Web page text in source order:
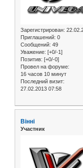
Зарегистрирован:
Приглашений: 0
Сообщений: 49
Уважение: [+0/-1]
Позитив: [+0/-0]
Провел на форуме:
16 часов 10 минут
Последний визит:
27.02.2013 07:58
Вінні
Участник